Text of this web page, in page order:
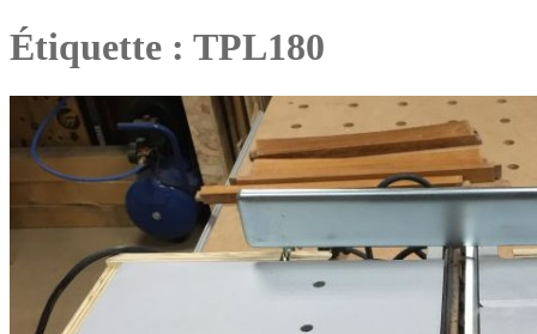
Étiquette : TPL180